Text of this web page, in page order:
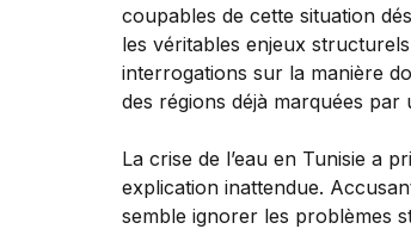
coupables de cette situation
les véritables enjeux
interrogations sur la manière
des régions déjà marquées par
La crise de l’eau en Tunisie a
explication inattendue.
semble ignorer les problèmes